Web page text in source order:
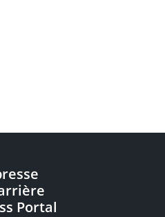
Portal